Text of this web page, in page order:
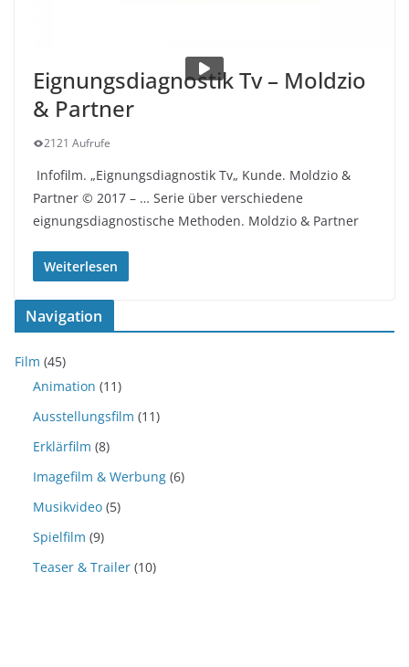
Eignungsdiagnostik Tv – Moldzio
& Partner
2121 Aufrufe
Infofilm. „Eignungsdiagnostik Tv„ Kunde. Moldzio &
Partner © 2017 – … Serie über verschiedene
eignungsdiagnostische Methoden. Moldzio & Partner
Weiterlesen
Navigation
Film (45)
Animation (11)
Ausstellungsfilm (11)
Erklärfilm (8)
Imagefilm & Werbung (6)
Musikvideo (5)
Spielfilm (9)
Teaser & Trailer (10)